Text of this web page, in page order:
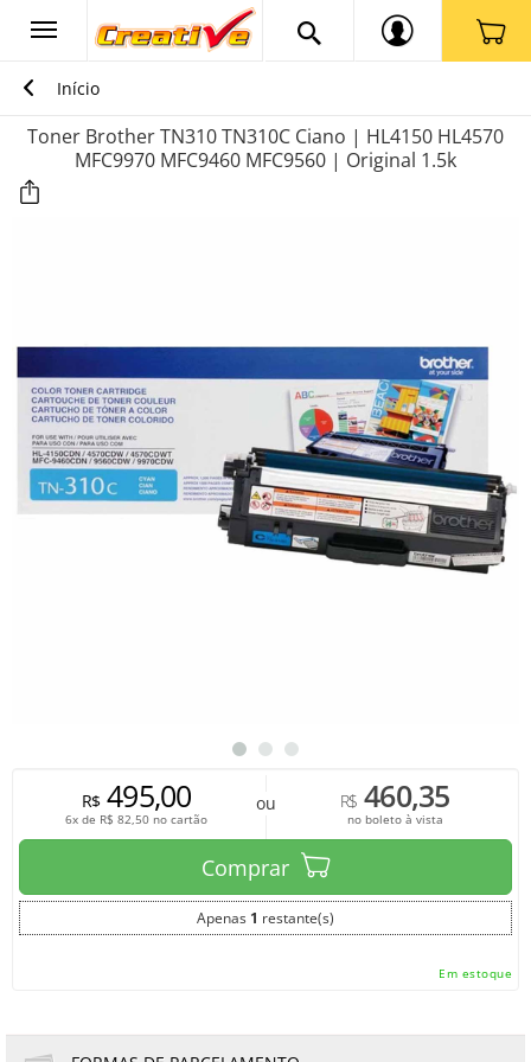
Início
Toner Brother TN310 TN310C Ciano | HL4150 HL4570
MFC9970 MFC9460 MFC9560 | Original 1.5k
R$495,00
6x de R$ 82,50 no cartão
ou R$ 460,35
no boleto à vista
Comprar
Apenas 1 restante(s)
Em estoque